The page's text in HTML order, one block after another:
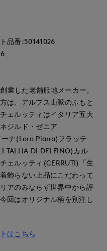
品番:50141026
業した老舗服地メーカー。
は、アルプス山脈のふもと
ェルッティはイタリア五大
ジルド・ゼニア
ナ(Loro Piana)フラッテ
TALLIA DI DELFINO)カル
ェルッティ(CERRUTI)「生
飾らない上品にこだわって
アのみならず世界中から評
回はオリジナル柄を別注し
はこちら